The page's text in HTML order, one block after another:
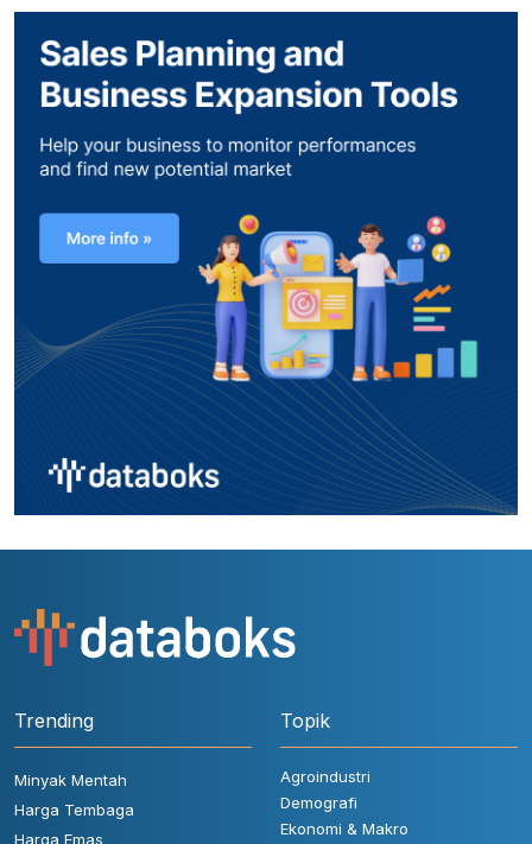
Trending
Minyak Mentah
Harga Tembaga
Harga Emas
Topik
Agroindustri
Demografi
Ekonomi & Makro